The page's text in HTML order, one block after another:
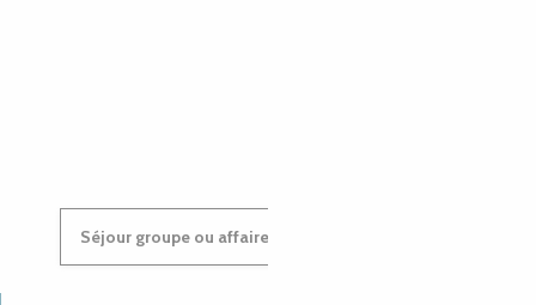
Séjour groupe ou affaires : contactez-nous !